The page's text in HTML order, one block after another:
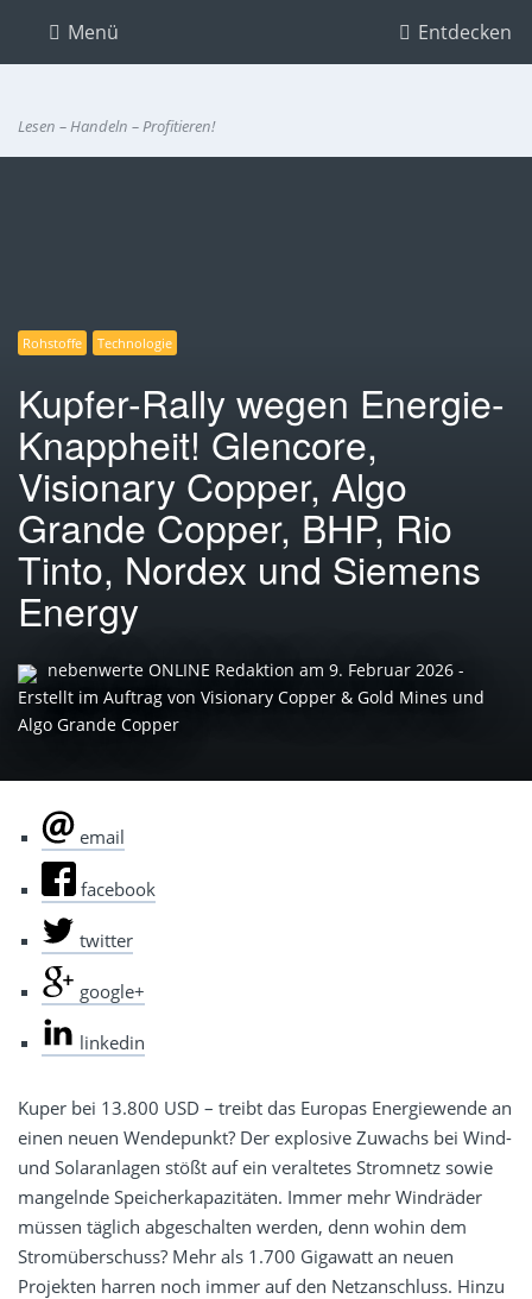
Entdecken
Menü
Lesen – Handeln – Profitieren!
Rohstoffe Technologie
Kupfer-Rally wegen Energie-
Knappheit! Glencore,
Visionary Copper, Algo
Grande Copper, BHP, Rio
Tinto, Nordex und Siemens
Energy
nebenwerte ONLINE Redaktion am 9. Februar 2026 -
Erstellt im Auftrag von Visionary Copper & Gold Mines und
Algo Grande Copper
email
facebook
twitter
google+
linkedin
Kuper bei 13.800 USD – treibt das Europas Energiewende an
einen neuen Wendepunkt? Der explosive Zuwachs bei Wind-
und Solaranlagen stößt auf ein veraltetes Stromnetz sowie
mangelnde Speicherkapazitäten. Immer mehr Windräder
müssen täglich abgeschalten werden, denn wohin dem
Stromüberschuss? Mehr als 1.700 Gigawatt an neuen
Projekten harren noch immer auf den Netzanschluss. Hinzu